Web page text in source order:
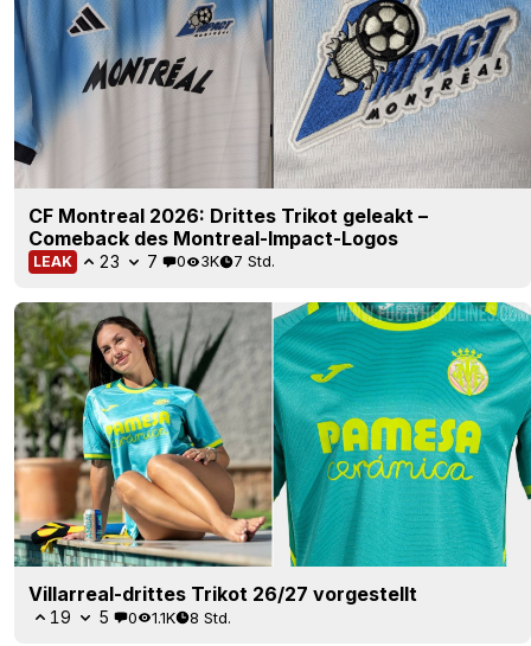
CF Montreal 2026: Drittes Trikot geleakt –
Comeback des Montreal-Impact-Logos
LEAK 23 7 0 3K 7 Std.
Villarreal-drittes Trikot 26/27 vorgestellt
19 5 0 1.1K 8 Std.